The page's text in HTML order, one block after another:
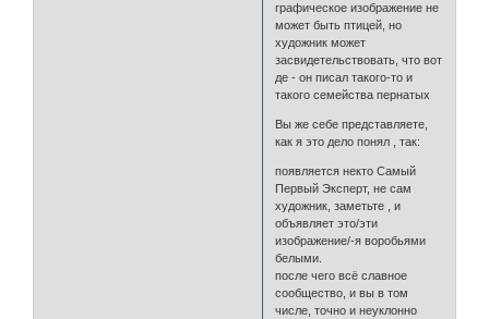
графическое изображение не
может быть птицей, но
художник может
засвидетельствовать, что вот
де - он писал такого-то и
такого семейства пернатых
Вы же себе представляете,
как я это дело понял , так:
появляется некто Самый
Первый Эксперт, не сам
художник, заметьте , и
объявляет это/эти
изображение/-я воробьями
белыми.
после чего всё славное
сообщество, и вы в том
числе, точно и неуклонно